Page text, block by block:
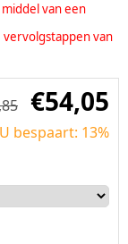
van een
van
€54,05
U bespaart: 13%